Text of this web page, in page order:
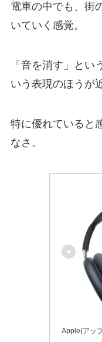
電車の中でも、街
いていく感覚。
「音を消す」とい
いう表現のほうが
特に優れていると
なさ。
Apple(アッ